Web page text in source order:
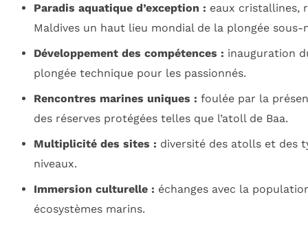
Paradis aquatique d’exception : eaux cristallines,
Maldives un haut lieu mondial de la plongée sous-
Développement des compétences : inauguration
plongée technique pour les passionnés.
Rencontres marines uniques : foulée par la
des réserves protégées telles que l’atoll de Baa.
Multiplicité des sites : diversité des atolls et des
niveaux.
Immersion culturelle : échanges avec la
écosystèmes marins.